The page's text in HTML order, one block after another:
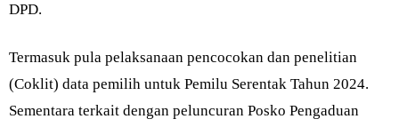
DPD.
Termasuk pula pelaksanaan pencocokan dan penelitian
(Coklit) data pemilih untuk Pemilu Serentak Tahun 2024.
Sementara terkait dengan peluncuran Posko Pengaduan